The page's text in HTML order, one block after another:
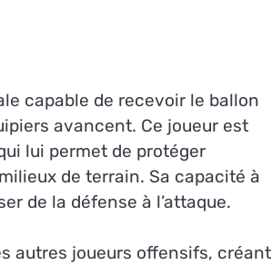
capable de recevoir le ballon
avancent. Ce joueur est
lui permet de protéger
de terrain. Sa capacité à
de la défense à l’attaque.
autres joueurs offensifs, créant